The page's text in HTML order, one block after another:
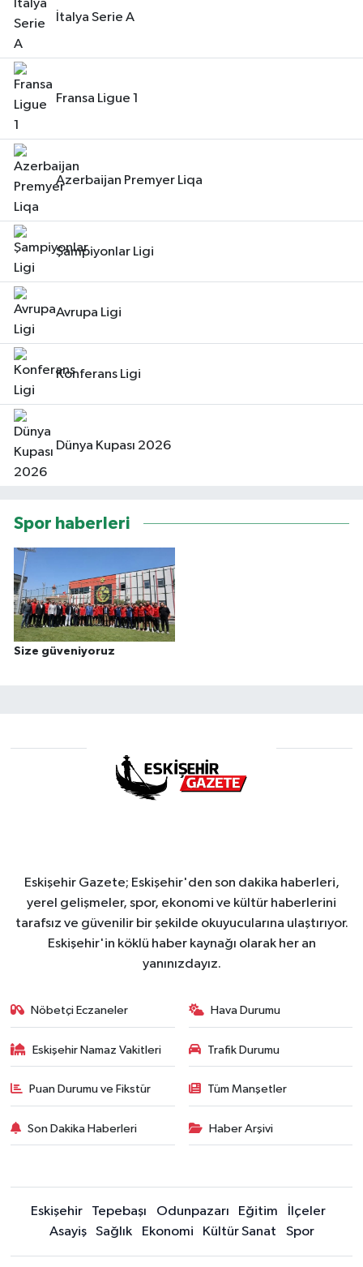
İtalya Serie A
Fransa Ligue 1
Azerbaijan Premyer Liqa
Şampiyonlar Ligi
Avrupa Ligi
Konferans Ligi
Dünya Kupası 2026
Spor haberleri
Size güveniyoruz
Eskişehir Gazete; Eskişehir'den son dakika haberleri,
yerel gelişmeler, spor, ekonomi ve kültür haberlerini
tarafsız ve güvenilir bir şekilde okuyucularına ulaştırıyor.
Eskişehir'in köklü haber kaynağı olarak her an
yanınızdayız.
Nöbetçi Eczaneler Hava Durumu
Eskişehir Namaz Vakitleri Trafik Durumu
Puan Durumu ve Fikstür Tüm Manşetler
Son Dakika Haberleri Haber Arşivi
Eskişehir Tepebaşı Odunpazarı Eğitim
İlçeler
Asayiş
Sağlık Ekonomi Kültür Sanat Spor